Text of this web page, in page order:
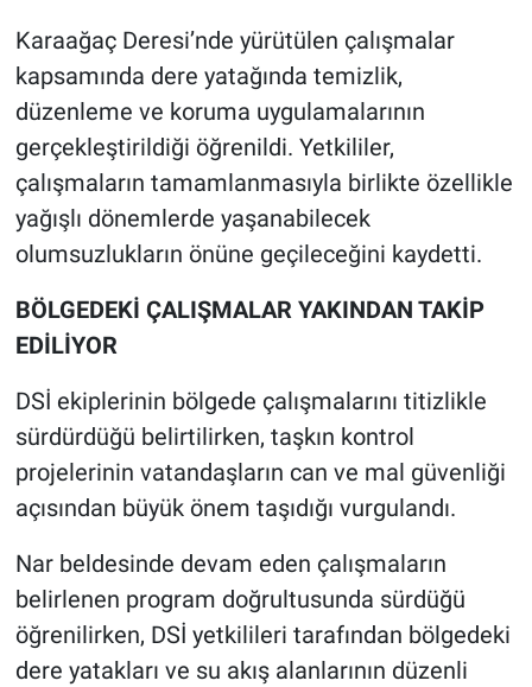
Karaağaç Deresi’nde yürütülen çalışmalar
kapsamında dere yatağında temizlik,
düzenleme ve koruma uygulamalarının
gerçekleştirildiği öğrenildi. Yetkililer,
çalışmaların tamamlanmasıyla birlikte özellikle
yağışlı dönemlerde yaşanabilecek
olumsuzlukların önüne geçileceğini kaydetti.
BÖLGEDEKİ ÇALIŞMALAR YAKINDAN TAKİP
EDİLİYOR
DSİ ekiplerinin bölgede çalışmalarını titizlikle
sürdürdüğü belirtilirken, taşkın kontrol
projelerinin vatandaşların can ve mal güvenliği
açısından büyük önem taşıdığı vurgulandı.
Nar beldesinde devam eden çalışmaların
belirlenen program doğrultusunda sürdüğü
öğrenilirken, DSİ yetkilileri tarafından bölgedeki
dere yatakları ve su akış alanlarının düzenli